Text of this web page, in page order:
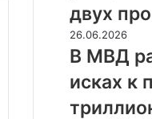
Европе
ускорили
снижение
до
процентов
двух
В
МВД
рассказали
об
исках
26.06.2026
В МВД
исках к